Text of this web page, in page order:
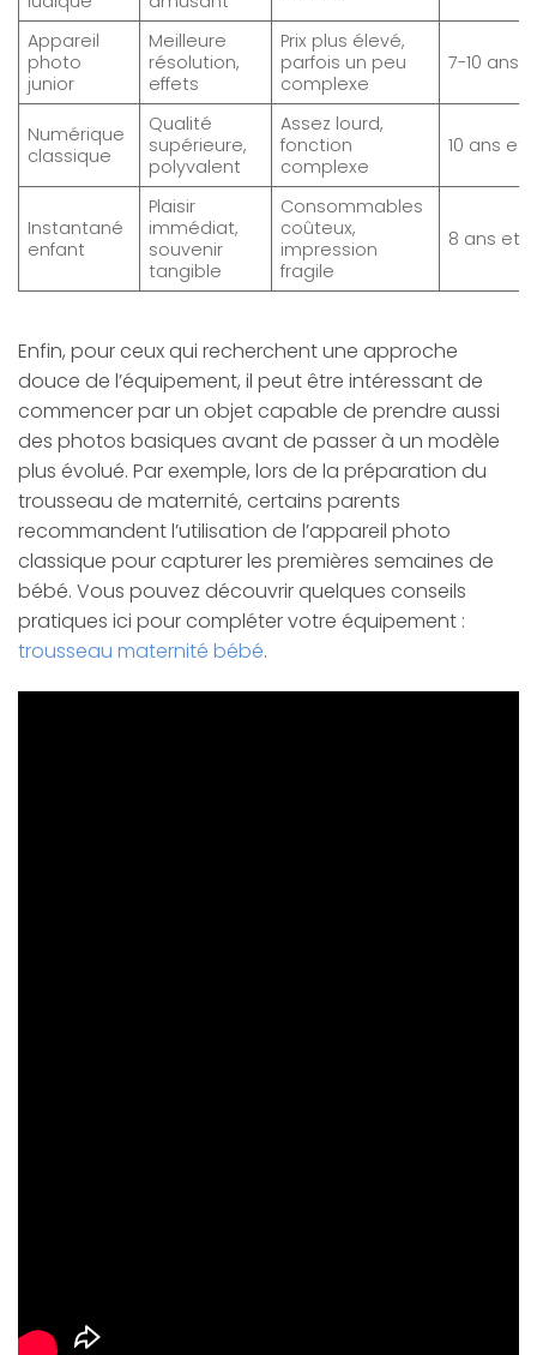
Appareil
photo
junior
Meilleure
résolution,
effets
Prix plus élevé,
parfois un peu
complexe
7-10 ans
Numérique
classique
Qualité
supérieure,
polyvalent
Assez lourd,
fonction
complexe
10 ans et
Instantané
enfant
Plaisir
immédiat,
souvenir
tangible
Consommables
coûteux,
impression
fragile
8 ans et
Enfin, pour ceux qui recherchent une approche
douce de l’équipement, il peut être intéressant de
commencer par un objet capable de prendre aussi
des photos basiques avant de passer à un modèle
plus évolué. Par exemple, lors de la préparation du
trousseau de maternité, certains parents
recommandent l’utilisation de l’appareil photo
classique pour capturer les premières semaines de
bébé. Vous pouvez découvrir quelques conseils
pratiques ici pour compléter votre équipement :
trousseau maternité bébé.